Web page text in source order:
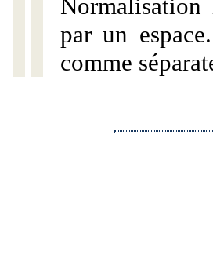
par un
comme